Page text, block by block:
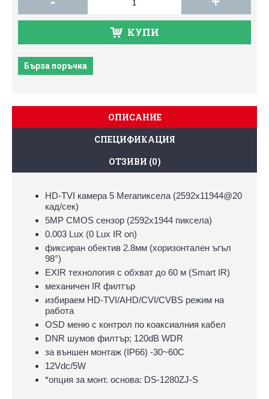
КУПИ
Бърза поръчка
ОПИСАНИЕ
СПЕЦИФИКАЦИЯ
ОТЗИВИ (0)
HD-TVI камера 5 Мегапиксела (2592х11944@20
кад/сек)
5MP CMOS сензор (2592x1944 пиксела)
0.003 Lux (0 Lux IR on)
фиксиран обектив 2.8мм (хоризонтален ъгъл
98°)
EXIR технология с обхват до 60 м (Smart IR)
механичен IR филтър
избираем HD-TVI/AHD/CVI/CVBS режим на
работа
OSD меню с контрол по коаксиалния кабел
DNR шумов филтър; 120dB WDR
за външен монтаж (IP66) -30~60C
12Vdc/5W
*опция за монт. основа: DS-1280ZJ-S